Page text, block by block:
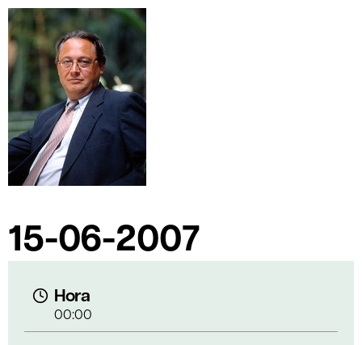
15-06-2007
Hora
00:00